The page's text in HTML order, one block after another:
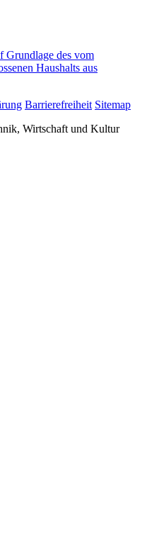
des vom
Haushalts aus
Barrierefreiheit Sitemap
Wirtschaft und Kultur